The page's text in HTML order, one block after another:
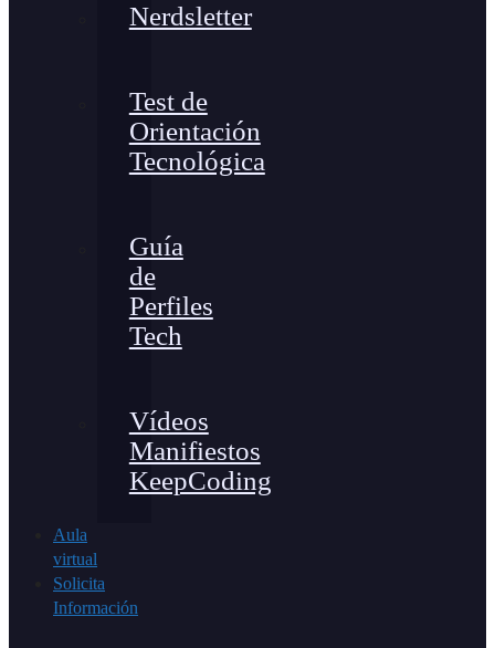
Nerdsletter
Test de
Orientación
Tecnológica
Guía
de
Perfiles
Tech
Vídeos
Manifiestos
KeepCoding
Aula
virtual
Solicita
Información